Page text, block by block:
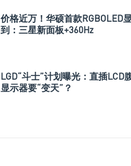
价格近万！华硕首款RGBOLED
到：三星新面板+360Hz
LGD“斗士”计划曝光：直插LCD
显示器要“变天”？